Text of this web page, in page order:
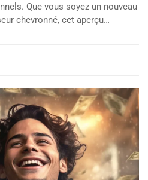
Que vous soyez un nouveau
chevronné, cet aperçu…